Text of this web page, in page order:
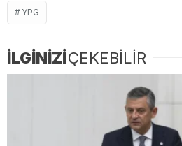
YPG
İLGİNİZİÇEKEBİLİR